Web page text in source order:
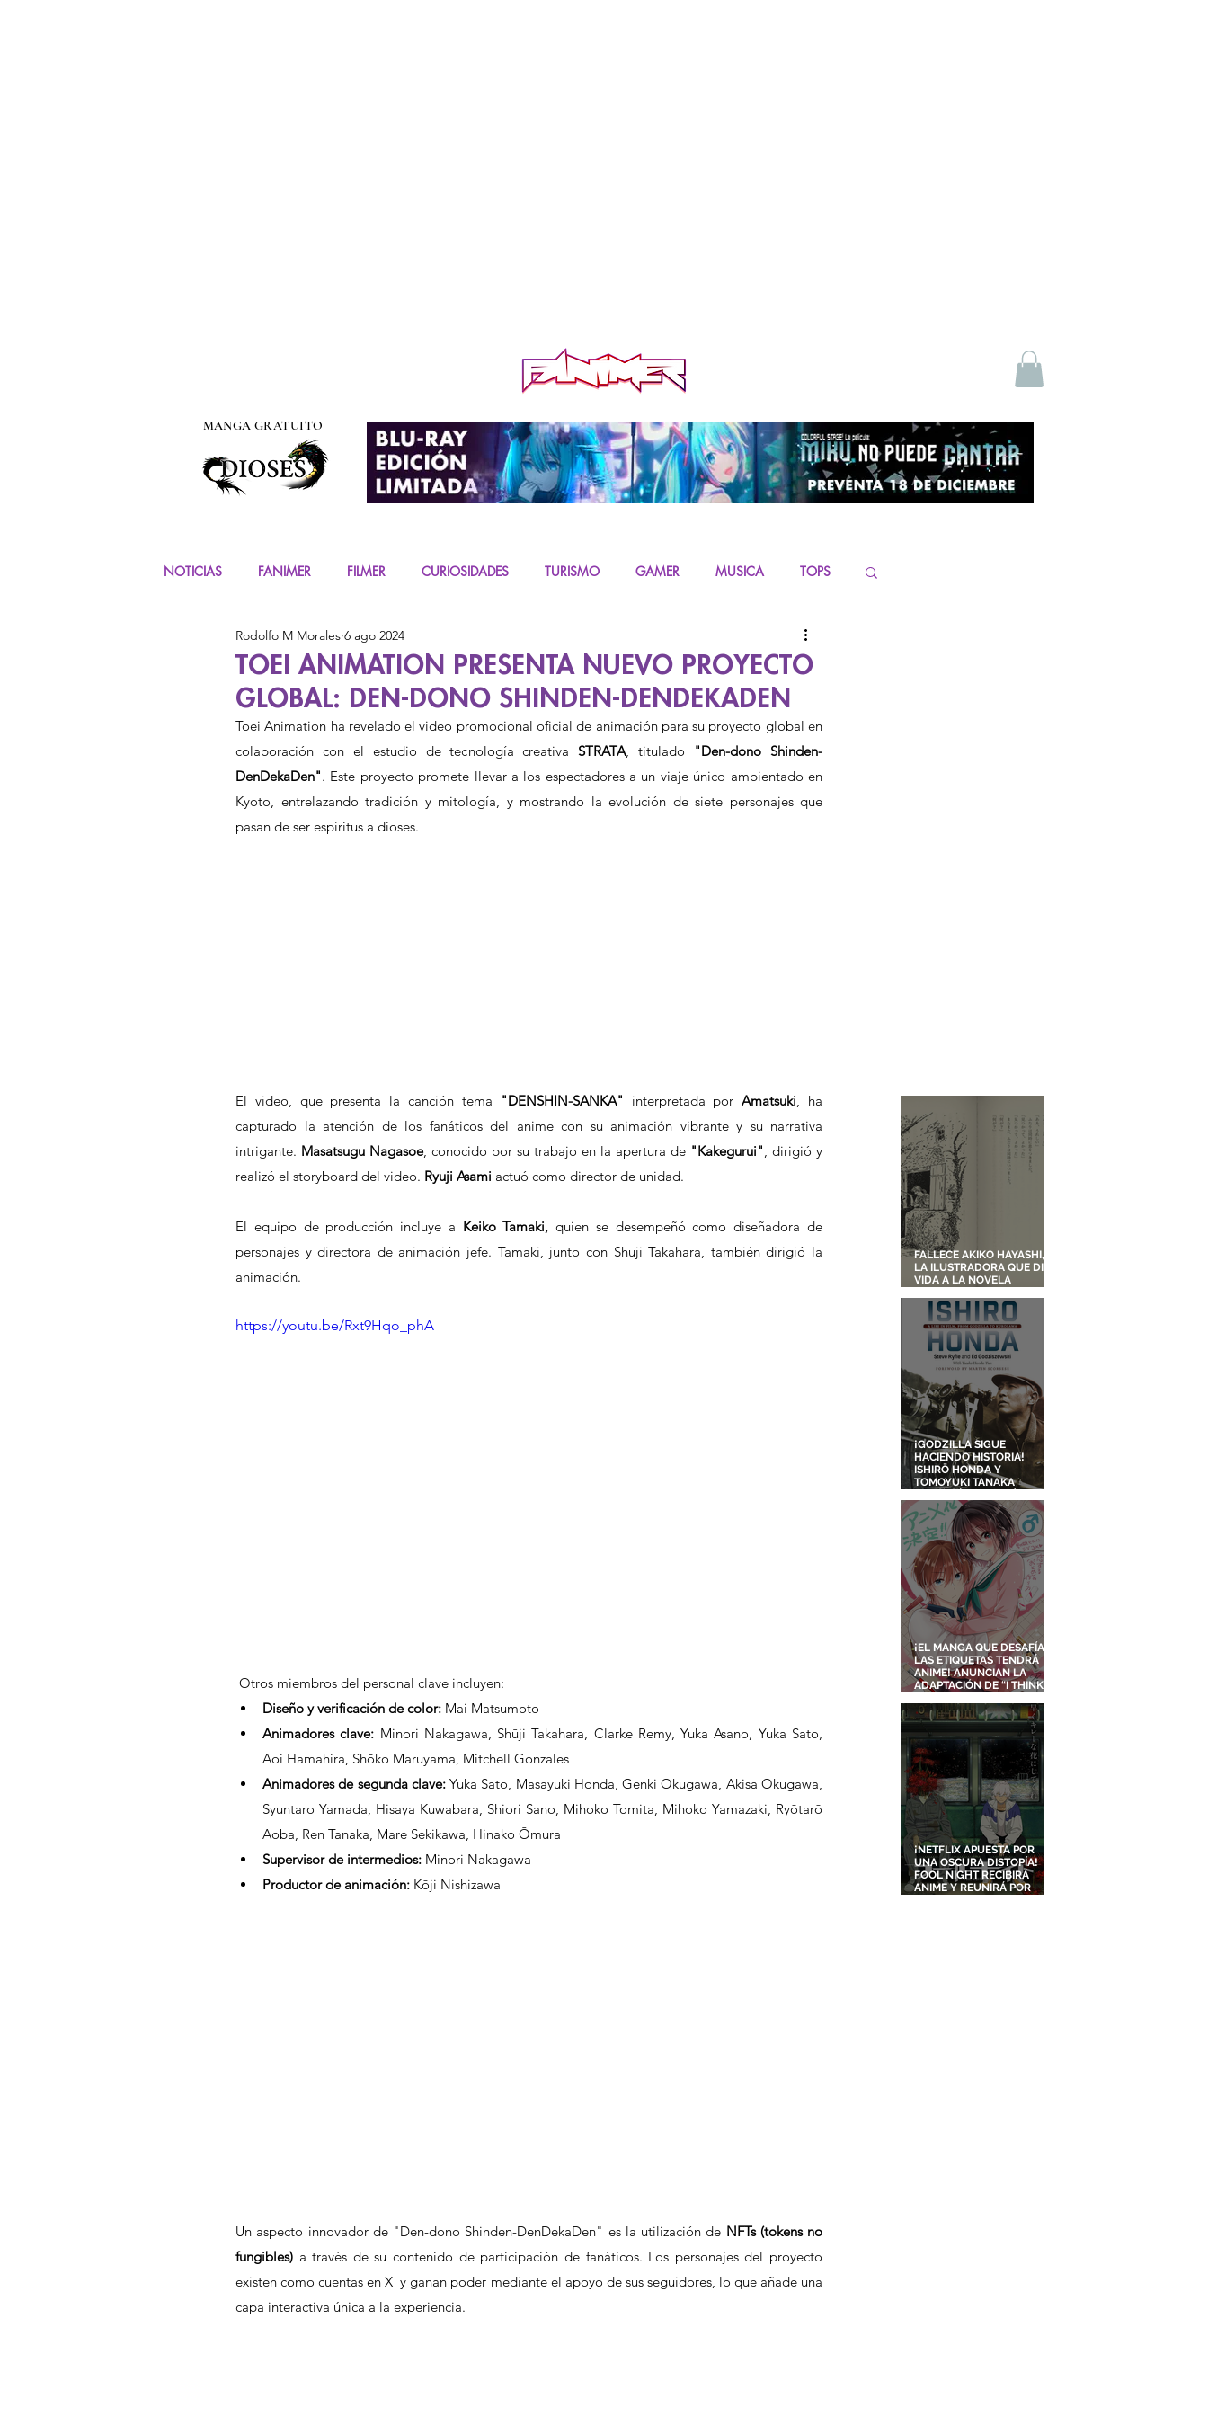
MANGA GRATUITO
NOTICIAS FANIMER FILMER CURIOSIDADES TURISMO GAMER MUSICA TOPS
EVENTOS COSPLAY FIGURAS
TOEI ANIMATION PRESENTA NUEVO PROYECTO
GLOBAL: DEN-DONO SHINDEN-DENDEKADEN
Rodolfo M Morales 6 ago 2024
Toei Animation ha revelado el video promocional oficial de animación para su proyecto global en
colaboración con el estudio de tecnología creativa STRATA, titulado "Den-dono Shinden-
DenDekaDen". Este proyecto promete llevar a los espectadores a un viaje único ambientado en
Kyoto, entrelazando tradición y mitología, y mostrando la evolución de siete personajes que
pasan de ser espíritus a dioses.
El video, que presenta la canción tema "DENSHIN-SANKA" interpretada por Amatsuki, ha
capturado la atención de los fanáticos del anime con su animación vibrante y su narrativa
intrigante. Masatsugu Nagasoe, conocido por su trabajo en la apertura de "Kakegurui", dirigió y
realizó el storyboard del video. Ryuji Asami actuó como director de unidad.
El equipo de producción incluye a Keiko Tamaki, quien se desempeñó como diseñadora de
personajes y directora de animación jefe. Tamaki, junto con Shūji Takahara, también dirigió la
animación.
https://youtu.be/Rxt9Hqo_phA
Otros miembros del personal clave incluyen:
Diseño y verificación de color: Mai Matsumoto
Animadores clave: Minori Nakagawa, Shūji Takahara, Clarke Remy, Yuka Asano, Yuka Sato,
Aoi Hamahira, Shōko Maruyama, Mitchell Gonzales
Animadores de segunda clave: Yuka Sato, Masayuki Honda, Genki Okugawa, Akisa Okugawa,
Syuntaro Yamada, Hisaya Kuwabara, Shiori Sano, Mihoko Tomita, Mihoko Yamazaki, Ryōtarō
Aoba, Ren Tanaka, Mare Sekikawa, Hinako Ōmura
Supervisor de intermedios: Minori Nakagawa
Productor de animación: Kōji Nishizawa
Un aspecto innovador de "Den-dono Shinden-DenDekaDen" es la utilización de NFTs (tokens no
fungibles) a través de su contenido de participación de fanáticos. Los personajes del proyecto
existen como cuentas en X  y ganan poder mediante el apoyo de sus seguidores, lo que añade una
capa interactiva única a la experiencia.
FALLECE AKIKO HAYASHI,
LA ILUSTRADORA QUE DIO
VIDA A LA NOVELA
DELIVERY SERVICE
¡GODZILLA SIGUE
HACIENDO HISTORIA!
ISHIRŌ HONDA Y
TOMOYUKI TANAKA
LA FAMA DE LOS EFECTOS
VISUALES
¡EL MANGA QUE DESAFÍA
LAS ETIQUETAS TENDRÁ
ANIME! ANUNCIAN LA
ADAPTACIÓN DE “I THINK I
FRIEND INTO A GIRL”
¡NETFLIX APUESTA POR
UNA OSCURA DISTOPÍA!
FOOL NIGHT RECIBIRÁ
ANIME Y REUNIRÁ POR